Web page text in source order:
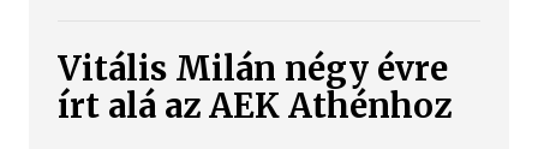
Vitális Milán négy évre
írt alá az AEK Athénhoz